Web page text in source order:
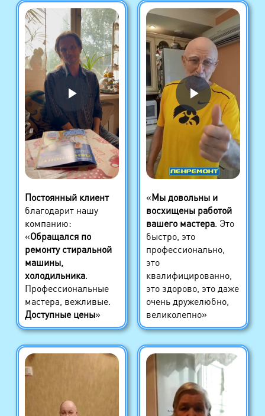
Постоянный клиент
благодарит нашу
компанию:
«Обращался по
ремонту стиральной
машины,
холодильника.
Профессиональные
мастера, вежливые.
Доступные цены»
«Мы довольны и
восхищены работой
вашего мастера. Это
быстро, это
профессионально,
это
квалифицированно,
это здорово, это даже
очень дружелюбно,
великолепно»